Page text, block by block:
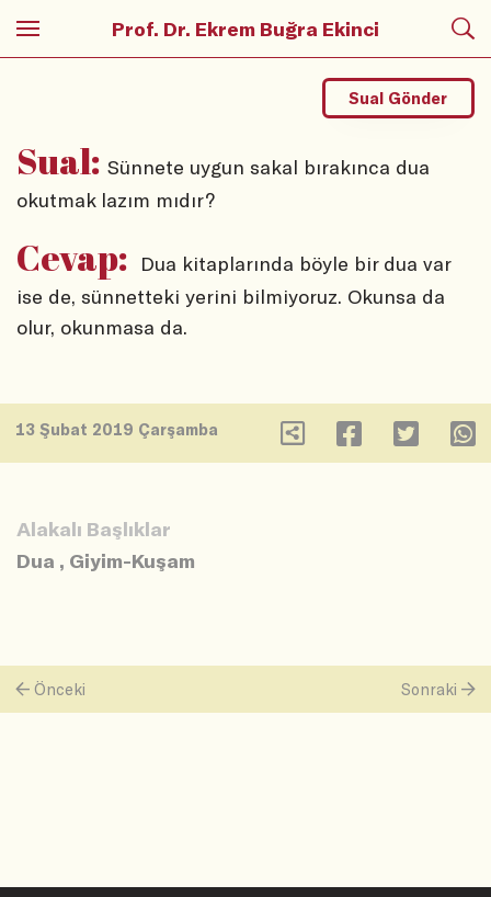
Prof. Dr. Ekrem Buğra Ekinci
Sual: Sünnete uygun sakal bırakınca dua
okutmak lazım mıdır?
Sual Gönder
Cevap:
Dua kitaplarında böyle bir dua var
ise de, sünnetteki yerini bilmiyoruz. Okunsa da
olur, okunmasa da.
13 Şubat 2019 Çarşamba
Alakalı Başlıklar
Dua , Giyim-Kuşam
Önceki Sonraki